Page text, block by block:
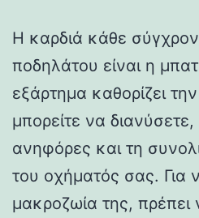
Η καρδιά κάθε
ποδηλάτου είναι η
εξάρτημα καθορίζει
μπορείτε να διανύσετε,
ανηφόρες και τη
του οχήματός σας. Για
μακροζωία της, πρέπει